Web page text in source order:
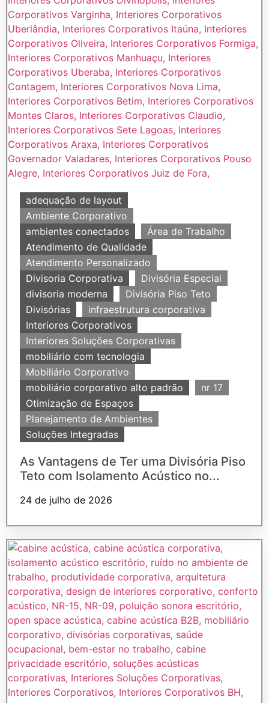
adequação de layout
Ambiente Corporativo
ambientes conectados
Área de Trabalho
Atendimento de Qualidade
Atendimento Personalizado
Divisoria Corporativa
Divisória Especial
divisoria moderna
Divisória Piso Teto
Divisórias
infraestrutura corporativa
Interiores Corporativos
Interiores Soluções Corporativas
mobiliário com tecnologia
Mobiliário Corporativo
mobiliário corporativo alto padrão
nr 17
Otimização de Espaços
Planejamento de Ambientes
Soluções Integradas
As Vantagens de Ter uma Divisória Piso
Teto com Isolamento Acústico no...
24 de julho de 2026